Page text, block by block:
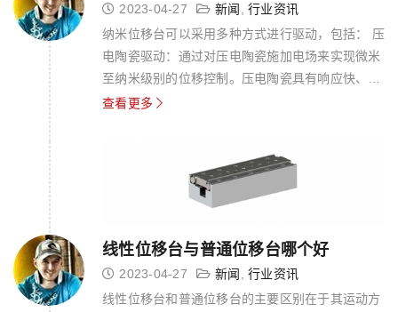
2023-04-27 新闻
行业资讯
纳米位移台可以采用多种方式进行驱动，包括： 压
电陶瓷驱动：通过对压电陶瓷施加电场来实现微米
至纳米级别的位移控制。压电陶瓷具有响应快、精
度高、驱动力大等优点，适用于需要高精度、高分
精度、无摩擦等优点，适用于需要...
查看更多
线性位移台与普通位移台哪个好
2023-04-27 新闻
行业资讯
线性位移台和普通位移台的主要区别在于其运动方